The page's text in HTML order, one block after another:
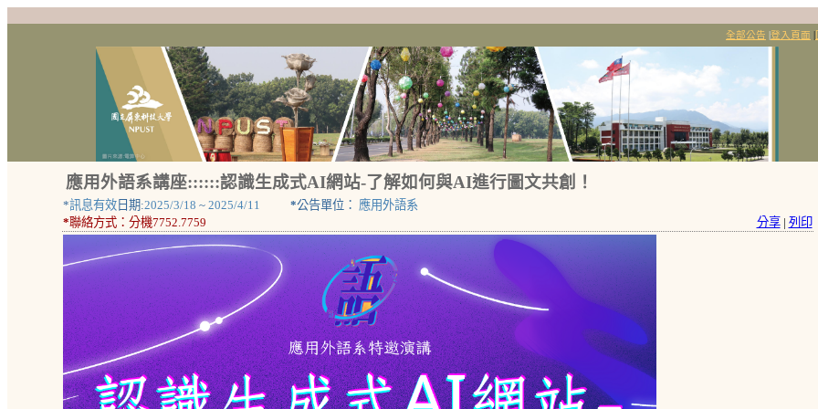
全部公告 登入頁面
應用外語系講座::::::認識生成式AI網站-了解如何與AI進行圖文共創！
*訊息有效日期:2025/3/18 ~ 2025/4/11 *公告單位： 應用外語系
*聯絡方式： 分機7752.7759 分享 | 列印